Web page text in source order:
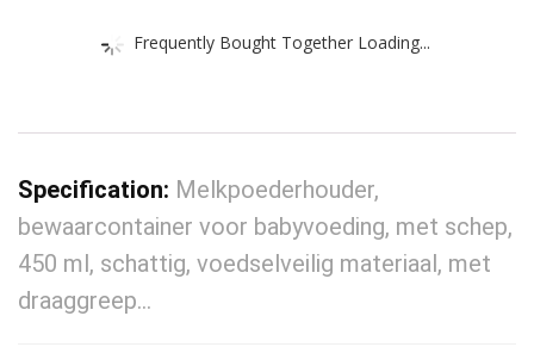
Frequently Bought Together Loading...
Specification: Melkpoederhouder,
bewaarcontainer voor babyvoeding, met schep,
450 ml, schattig, voedselveilig materiaal, met
draaggreep…